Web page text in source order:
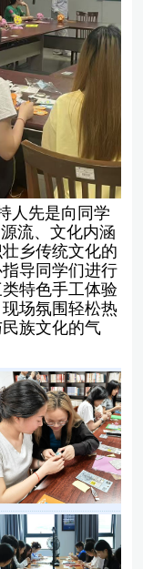
人先是向同学
流、文化内涵
乡传统文化的
导同学们进行
特色手工体验
场氛围轻松热
族文化的气